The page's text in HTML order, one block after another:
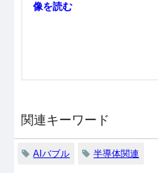
像を読む
関連キーワード
AIバブル 半導体関連